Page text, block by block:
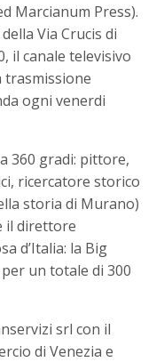
Marcianum Press).
Via Crucis di
il canale televisivo
trasmissione
ogni venerdi
360 gradi: pittore,
ricercatore storico
storia di Murano)
il direttore
d’Italia: la Big
un totale di 300
srl con il
di Venezia e